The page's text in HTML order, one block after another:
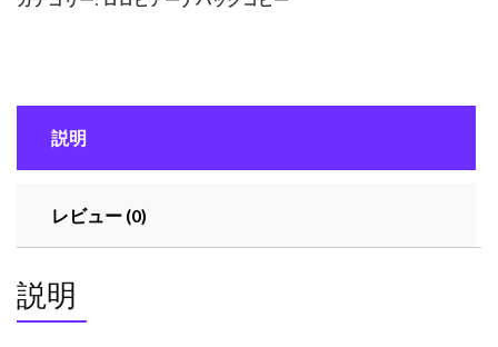
ロ
ナ
ー
コ
ー
ロ
説明
レビュー (0)
説明